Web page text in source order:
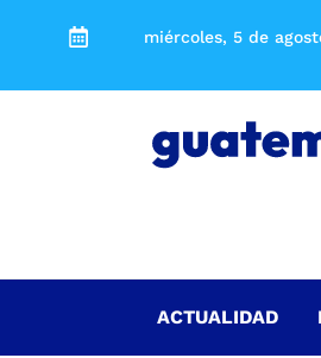
miércoles, 5 de
ACTUALIDAD